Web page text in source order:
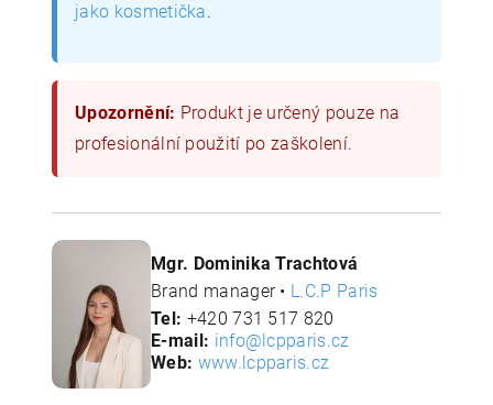
jako kosmetička.
Upozornění: Produkt je určený pouze na
profesionální použití po zaškolení.
Mgr. Dominika Trachtová
Brand manager • L.C.P Paris
Tel: +420 731 517 820
E-mail: info@lcpparis.cz
Web: www.lcpparis.cz